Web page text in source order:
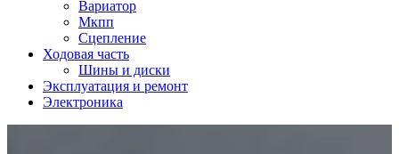
Вариатор
Мкпп
Сцепление
Ходовая часть
Шины и диски
Эксплуатация и ремонт
Электроника